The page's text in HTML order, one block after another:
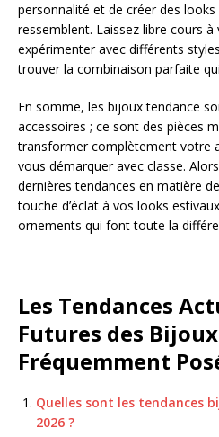
personnalité et de créer des looks
ressemblent. Laissez libre cours
expérimenter avec différents
trouver la combinaison parfaite
En somme, les bijoux tendance
accessoires ; ce sont des pièces
transformer complètement votre
vous démarquer avec classe.
dernières tendances en matière
touche d’éclat à vos looks
ornements qui font toute la
Les Tendances
Futures des
Fréquemment
Quelles sont les tendances
2026 ?